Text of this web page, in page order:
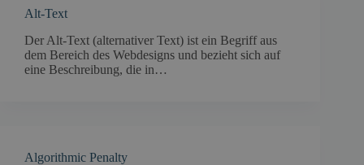
Alt-Text
Der Alt-Text (alternativer Text) ist ein Begriff aus
dem Bereich des Webdesigns und bezieht sich auf
eine Beschreibung, die in…
Algorithmic Penalty